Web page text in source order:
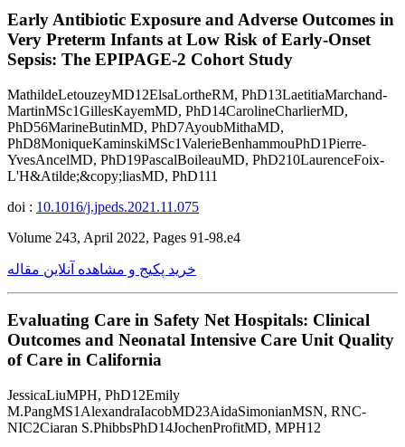
Early Antibiotic Exposure and Adverse Outcomes in
Very Preterm Infants at Low Risk of Early-Onset
Sepsis: The EPIPAGE-2 Cohort Study
MathildeLetouzeyMD12ElsaLortheRM, PhD13LaetitiaMarchand-
MartinMSc1GillesKayemMD, PhD14CarolineCharlierMD,
PhD56MarineButinMD, PhD7AyoubMithaMD,
PhD8MoniqueKaminskiMSc1ValerieBenhammouPhD1Pierre-
YvesAncelMD, PhD19PascalBoileauMD, PhD210LaurenceFoix-
L'H&Atilde;&copy;liasMD, PhD111
doi : 10.1016/j.jpeds.2021.11.075
Volume 243, April 2022, Pages 91-98.e4
خرید پکیج و مشاهده آنلاین مقاله
Evaluating Care in Safety Net Hospitals: Clinical
Outcomes and Neonatal Intensive Care Unit Quality
of Care in California
JessicaLiuMPH, PhD12Emily
M.PangMS1AlexandraIacobMD23AidaSimonianMSN, RNC-
NIC2Ciaran S.PhibbsPhD14JochenProfitMD, MPH12